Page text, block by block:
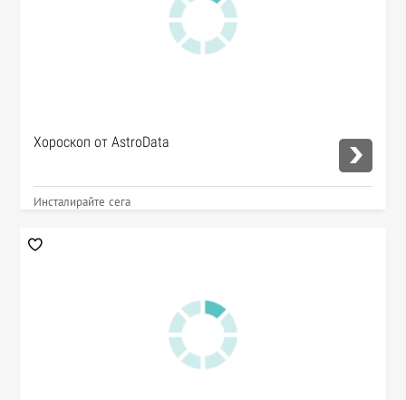
Хороскоп от AstroData
Инсталирайте сега